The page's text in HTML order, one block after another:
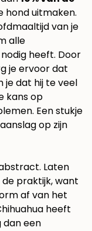
hond uitmaken.
van je
alle
heeft. Door
je ervoor dat
je dat hij te veel
kans op
Een stukje
op zijn
Laten
praktijk, want
af van het
heeft
dan een